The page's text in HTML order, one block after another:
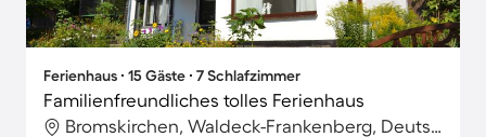
Ferienhaus ∙ 15 Gäste ∙ 7 Schlafzimmer
Familienfreundliches tolles Ferienhaus
Bromskirchen, Waldeck-Frankenberg, Deutschland